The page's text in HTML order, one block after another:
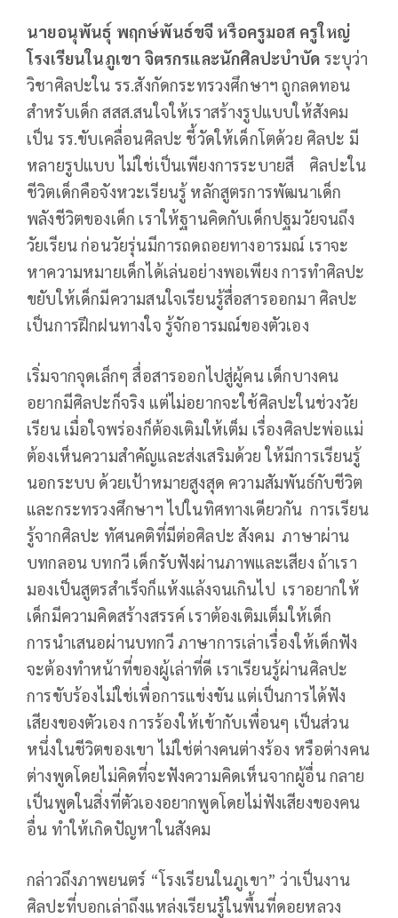
นายอนุพันธุ์ พฤกษ์พันธ์ขจี หรือครูมอส ครูใหญ่
โรงเรียนในภูเขา จิตรกรและนักศิลปะบำบัด ระบุว่า
วิชาศิลปะใน รร.สังกัดกระทรวงศึกษาฯ ถูกลดทอน
สำหรับเด็ก สสส.สนใจให้เราสร้างรูปแบบให้สังคม
เป็น รร.ขับเคลื่อนศิลปะ ชี้วัดให้เด็กโตด้วย ศิลปะ มี
หลายรูปแบบ ไม่ใช่เป็นเพียงการระบายสี ศิลปะใน
ชีวิตเด็กคือจังหวะเรียนรู้ หลักสูตรการพัฒนาเด็ก
พลังชีวิตของเด็ก เราให้ฐานคิดกับเด็กปฐมวัยจนถึง
วัยเรียน ก่อนวัยรุ่นมีการถดถอยทางอารมณ์ เราจะ
หาความหมายเด็กได้เล่นอย่างพอเพียง การทำศิลปะ
ขยับให้เด็กมีความสนใจเรียนรู้สื่อสารออกมา ศิลปะ
เป็นการฝึกฝนทางใจ รู้จักอารมณ์ของตัวเอง
เริ่มจากจุดเล็กๆ สื่อสารออกไปสู่ผู้คน เด็กบางคน
อยากมีศิลปะก็จริง แต่ไม่อยากจะใช้ศิลปะในช่วงวัย
เรียน เมื่อใจพร่องก็ต้องเติมให้เต็ม เรื่องศิลปะพ่อแม่
ต้องเห็นความสำคัญและส่งเสริมด้วย ให้มีการเรียนรู้
นอกระบบ ด้วยเป้าหมายสูงสุด ความสัมพันธ์กับชีวิต
และกระทรวงศึกษาฯ ไปในทิศทางเดียวกัน การเรียน
รู้จากศิลปะ ทัศนคติที่มีต่อศิลปะ สังคม ภาษาผ่าน
บทกลอน บทกวี เด็กรับฟังผ่านภาพและเสียง ถ้าเรา
มองเป็นสูตรสำเร็จก็แห้งแล้งจนเกินไป เราอยากให้
เด็กมีความคิดสร้างสรรค์ เราต้องเติมเต็มให้เด็ก
การนำเสนอผ่านบทกวี ภาษาการเล่าเรื่องให้เด็กฟัง
จะต้องทำหน้าที่ของผู้เล่าที่ดี เราเรียนรู้ผ่านศิลปะ
การขับร้องไม่ใช่เพื่อการแข่งขัน แต่เป็นการได้ฟัง
เสียงของตัวเอง การร้องให้เข้ากับเพื่อนๆ เป็นส่วน
หนึ่งในชีวิตของเขา ไม่ใช่ต่างคนต่างร้อง หรือต่างคน
ต่างพูดโดยไม่คิดที่จะฟังความคิดเห็นจากผู้อื่น กลาย
เป็นพูดในสิ่งที่ตัวเองอยากพูดโดยไม่ฟังเสียงของคน
อื่น ทำให้เกิดปัญหาในสังคม
กล่าวถึงภาพยนตร์ “โรงเรียนในภูเขา” ว่าเป็นงาน
ศิลปะที่บอกเล่าถึงแหล่งเรียนรู้ในพื้นที่ดอยหลวง